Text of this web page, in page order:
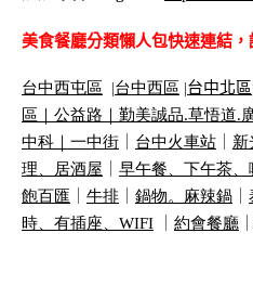
美食餐廳分類懶人包快速連結
台中西屯區 |台中西區 |台中北區
區｜ 公益路｜ 勤美誠品.草悟道.
中科｜ 一中街 台中火車站 新
理、居酒屋
早午餐、下午茶
飽百匯
牛排 鍋物。麻辣鍋
時、有插座、 WIFI 約會餐廳